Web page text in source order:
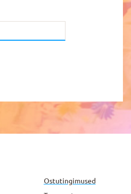
Ostutingimused